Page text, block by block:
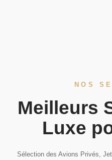
NOS
Meilleurs
Luxe
Sélection des Avions Privés,